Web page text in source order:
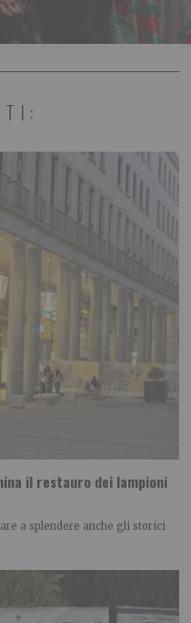
il restauro dei lampioni
a splendere anche gli storici